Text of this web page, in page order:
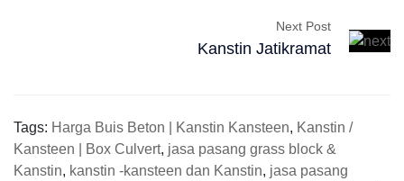
Next Post
Kanstin Jatikramat
Tags: Harga Buis Beton | Kanstin Kansteen, Kanstin /
Kansteen | Box Culvert, jasa pasang grass block &
Kanstin, kanstin -kansteen dan Kanstin, jasa pasang